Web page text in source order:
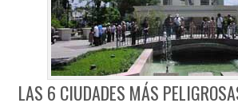
LAS 6 CIUDADES MÁS